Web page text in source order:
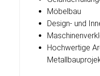
Möbelbau
Design- und
Hochwertige